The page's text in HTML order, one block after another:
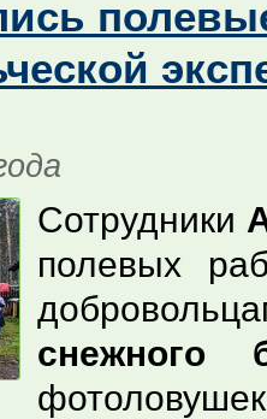
Сотрудники
полевых
снежного